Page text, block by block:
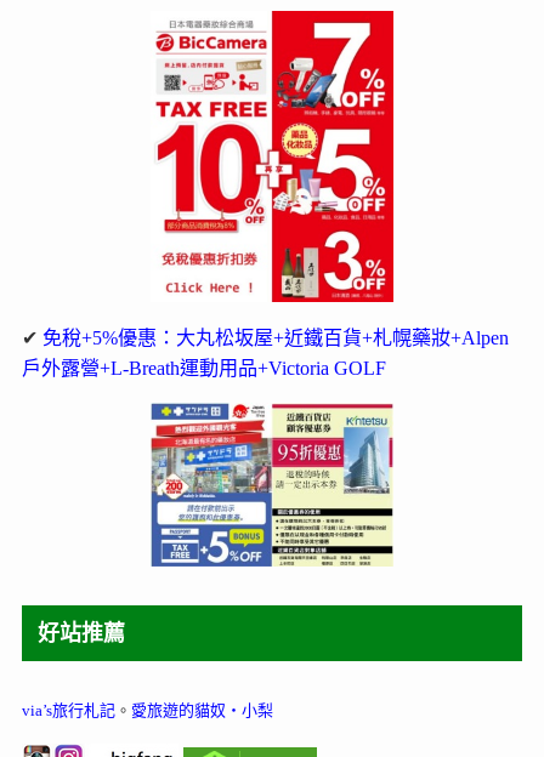
✔ 免稅+5%優惠：大丸松坂屋+近鐵百貨+札幌藥妝+Alpen
戶外露營+L-Breath運動用品+Victoria GOLF
好站推薦
via’s旅行札記。 愛旅遊的貓奴‧小梨